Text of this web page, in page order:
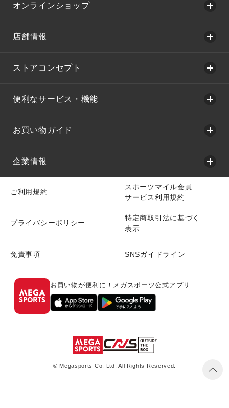
オンラインショップ
店舗情報
ストアコンセプト
便利なサービス・機能
お買い物ガイド
企業情報
ご利用規約
スポーツマイル会員
サービス利用規約
プライバシーポリシー
特定商取引法に基づく
表示
免責事項 SNSガイドライン
お買い物が便利に！メガスポーツ公式アプリ
© Megasports Co. Ltd. All Rights Reserved.